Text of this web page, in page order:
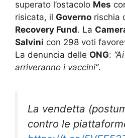
risicata, ilGoverno rischia
Recovery Fund. La
Salvinicon 298 voti
La denuncia delleONG:
arriveranno i vaccini”.
contro le
https://t.co/